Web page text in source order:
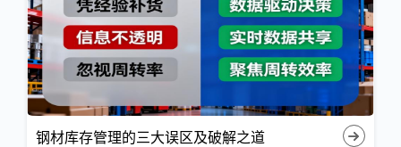
钢材库存管理的三大误区及破解之道